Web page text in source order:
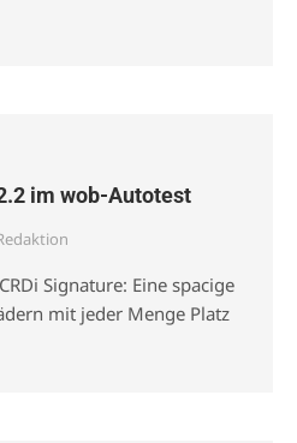
im wob-Autotest
Signature: Eine spacige
mit jeder Menge Platz